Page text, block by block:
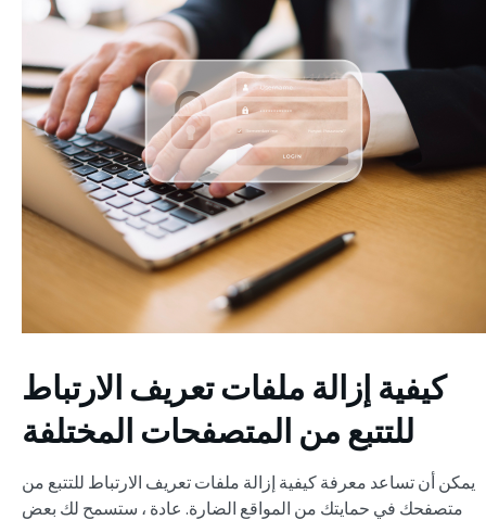
كيفية إزالة ملفات تعريف الارتباط
للتتبع من المتصفحات المختلفة
يمكن أن تساعد معرفة كيفية إزالة ملفات تعريف الارتباط للتتبع من
متصفحك في حمايتك من المواقع الضارة. عادة ، ستسمح لك بعض